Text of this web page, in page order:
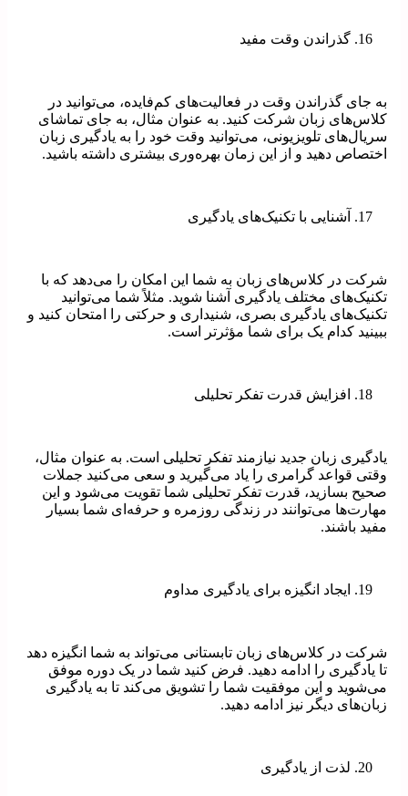
گذراندن وقت مفید
به جای گذراندن وقت در فعالیت‌های کم‌فایده، می‌توانید در
کلاس‌های زبان شرکت کنید. به عنوان مثال، به جای تماشای
سریال‌های تلویزیونی، می‌توانید وقت خود را به یادگیری زبان
اختصاص دهید و از این زمان بهره‌وری بیشتری داشته باشید.
آشنایی با تکنیک‌های یادگیری
شرکت در کلاس‌های زبان به شما این امکان را می‌دهد که با
تکنیک‌های مختلف یادگیری آشنا شوید. مثلاً شما می‌توانید
تکنیک‌های یادگیری بصری، شنیداری و حرکتی را امتحان کنید و
ببینید کدام یک برای شما مؤثرتر است.
افزایش قدرت تفکر تحلیلی
یادگیری زبان جدید نیازمند تفکر تحلیلی است. به عنوان مثال،
وقتی قواعد گرامری را یاد می‌گیرید و سعی می‌کنید جملات
صحیح بسازید، قدرت تفکر تحلیلی شما تقویت می‌شود و این
مهارت‌ها می‌توانند در زندگی روزمره و حرفه‌ای شما بسیار
مفید باشند.
ایجاد انگیزه برای یادگیری مداوم
شرکت در کلاس‌های زبان تابستانی می‌تواند به شما انگیزه دهد
تا یادگیری را ادامه دهید. فرض کنید شما در یک دوره موفق
می‌شوید و این موفقیت شما را تشویق می‌کند تا به یادگیری
زبان‌های دیگر نیز ادامه دهید.
لذت از یادگیری